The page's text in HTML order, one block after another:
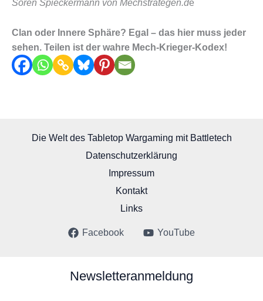
Sören Spieckermann von Mechstrategen.de
Clan oder Innere Sphäre? Egal – das hier muss jeder
sehen. Teilen ist der wahre Mech-Krieger-Kodex!
Die Welt des Tabletop Wargaming mit Battletech
Datenschutzerklärung
Impressum
Kontakt
Links
Facebook YouTube
Newsletteranmeldung